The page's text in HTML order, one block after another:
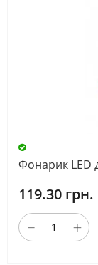
Фонарик LED
119.30 грн.